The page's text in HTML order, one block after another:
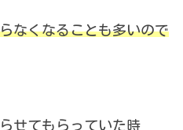
なくなることも多いので
せてもらっていた時